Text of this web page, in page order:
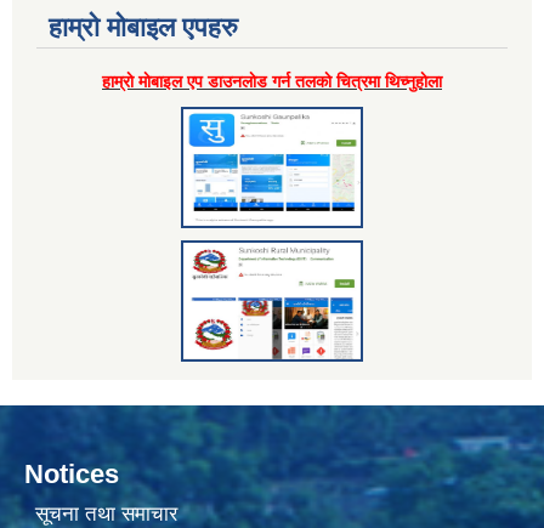
हाम्राे माेबाइल एपहरु
हाम्राे माेबाइल एप डाउनलाेड गर्न तलकाे चित्रमा थिच्नुहाेला
Notices
सूचना तथा समाचार